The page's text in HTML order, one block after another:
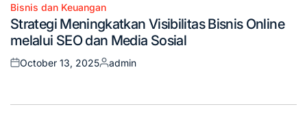
Posted
in
Bisnis dan Keuangan
Strategi Meningkatkan Visibilitas Bisnis Online
melalui SEO dan Media Sosial
Posted
October 13, 2025
Posted
admin